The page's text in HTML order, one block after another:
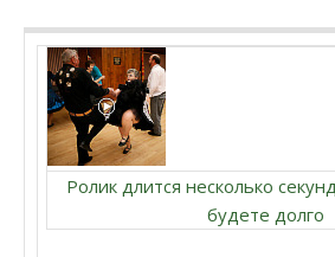
Ролик длится несколько
будете долго